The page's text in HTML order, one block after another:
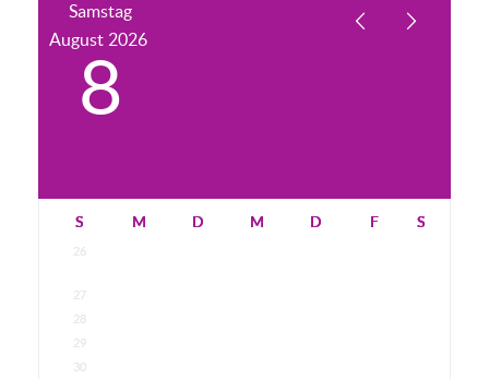
Samstag
August 2026
8
S M D M D F S
26
27
28
29
30